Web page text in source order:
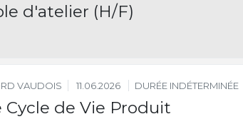
d'atelier (H/F)
VAUDOIS 11.06.2026 DURÉE INDÉTERMINÉE
Cycle de Vie Produit